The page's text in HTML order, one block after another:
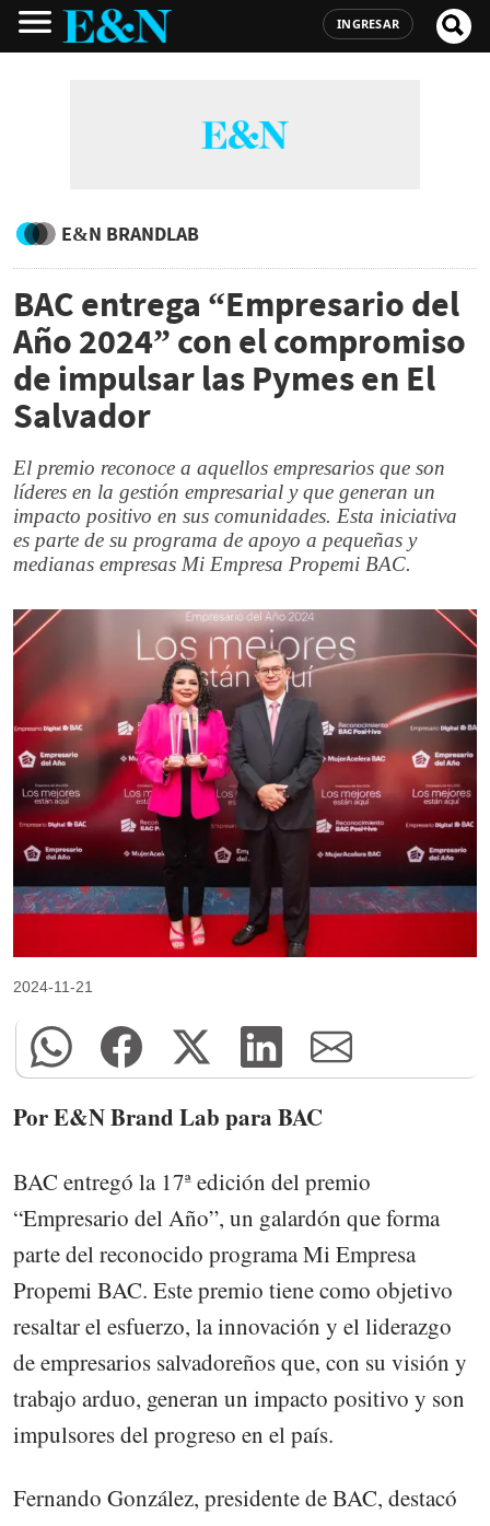
INGRESAR
E&N BRANDLAB
BAC entrega “Empresario del
Año 2024” con el compromiso
de impulsar las Pymes en El
Salvador
El premio reconoce a aquellos empresarios que son
líderes en la gestión empresarial y que generan un
impacto positivo en sus comunidades. Esta iniciativa
es parte de su programa de apoyo a pequeñas y
medianas empresas Mi Empresa Propemi BAC.
2024-11-21
Por E&N Brand Lab para BAC
BAC entregó la 17ª edición del premio
“Empresario del Año”, un galardón que forma
parte del reconocido programa Mi Empresa
Propemi BAC. Este premio tiene como objetivo
resaltar el esfuerzo, la innovación y el liderazgo
de empresarios salvadoreños que, con su visión y
trabajo arduo, generan un impacto positivo y son
impulsores del progreso en el país.
Fernando González, presidente de BAC, destacó